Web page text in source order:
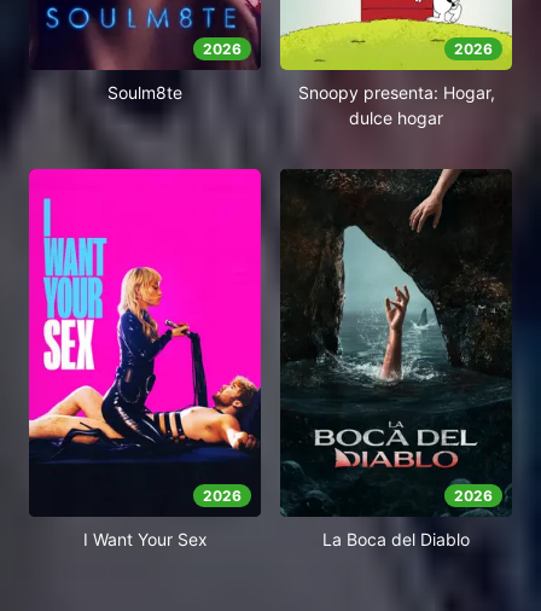
2026
Soulm8te
2026
Snoopy presenta: Hogar,
dulce hogar
2026
I Want Your Sex
2026
La Boca del Diablo